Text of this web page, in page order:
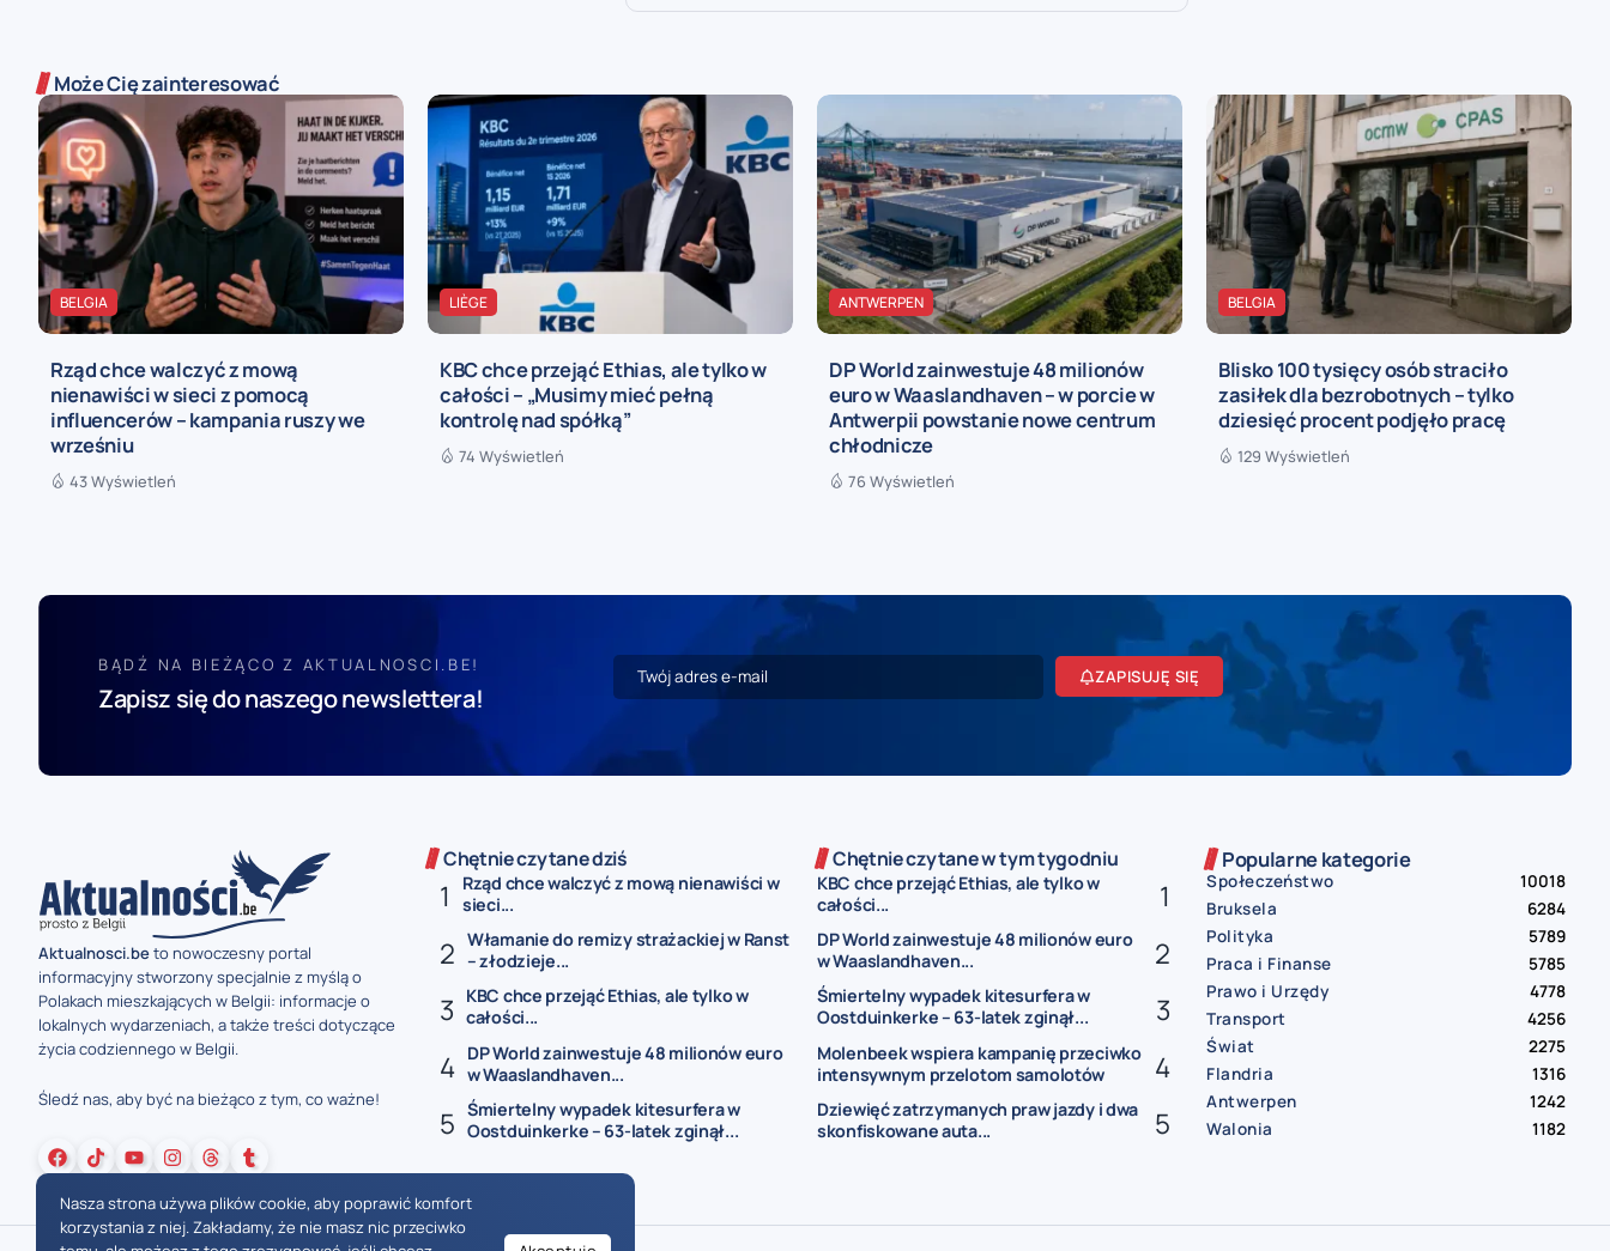
Może Cię zainteresować
BELGIA
Rząd chce walczyć z mową
nienawiści w sieci z pomocą
influencerów – kampania ruszy we
wrześniu
43 Wyświetleń
LIÈGE
KBC chce przejąć Ethias, ale tylko w
całości – „Musimy mieć pełną
kontrolę nad spółką”
74 Wyświetleń
ANTWERPEN
DP World zainwestuje 48 milionów
euro w Waaslandhaven – w porcie w
Antwerpii powstanie nowe centrum
chłodnicze
76 Wyświetleń
BELGIA
Blisko 100 tysięcy osób straciło
zasiłek dla bezrobotnych – tylko
dziesięć procent podjęło pracę
129 Wyświetleń
BĄDŹ NA BIEŻĄCO Z AKTUALNOSCI.BE!
Zapisz się do naszego newslettera!
ZAPISUJĘ SIĘ
Aktualnosci.beto nowoczesny portal
informacyjny stworzony specjalnie z myślą o
Polakach mieszkających w Belgii: informacje o
lokalnych wydarzeniach, a także treści dotyczące
życia codziennego w Belgii.
Śledź nas, aby być na bieżąco z tym, co ważne!
Chętnie czytane dziś
Rząd chce walczyć z mową nienawiści w
sieci...
Włamanie do remizy strażackiej w Ranst
– złodzieje...
KBC chce przejąć Ethias, ale tylko w
całości...
DP World zainwestuje 48 milionów euro
w Waaslandhaven...
Śmiertelny wypadek kitesurfera w
Oostduinkerke – 63-latek zginął...
Chętnie czytane w tym tygodniu
KBC chce przejąć Ethias, ale tylko w
całości...
DP World zainwestuje 48 milionów euro
w Waaslandhaven...
Śmiertelny wypadek kitesurfera w
Oostduinkerke – 63-latek zginął...
Molenbeek wspiera kampanię przeciwko
intensywnym przelotom samolotów
Dziewięć zatrzymanych praw jazdy i dwa
skonfiskowane auta...
Popularne kategorie
Społeczeństwo
10018
Bruksela
6284
Polityka
5789
Praca i Finanse
5785
Prawo i Urzędy
4778
Transport
4256
Świat
2275
Flandria
1316
Antwerpen
1242
Walonia
1182
Nasza strona używa plików cookie, aby poprawić komfort
korzystania z niej. Zakładamy, że nie masz nic przeciwko